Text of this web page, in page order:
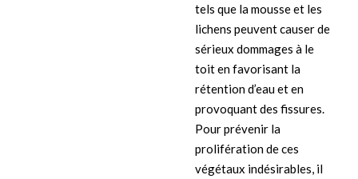
tels que la mousse et les
lichens peuvent causer de
sérieux dommages à le
toit en favorisant la
rétention d’eau et en
provoquant des fissures.
Pour prévenir la
prolifération de ces
végétaux indésirables, il